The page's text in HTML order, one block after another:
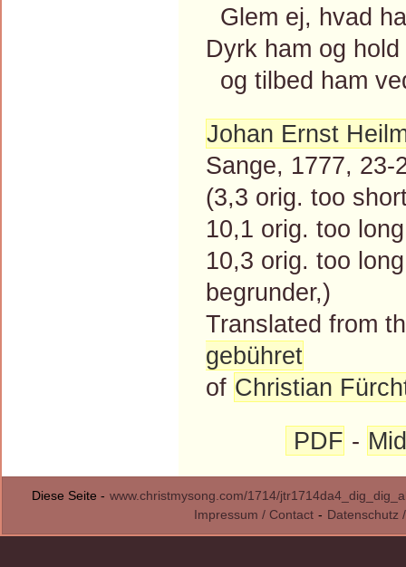
Glem ej, hvad
Dyrk ham og
og tilbed ham
Johan Ernst
Sange, 1777, 23-
(3,3 orig. too
10,1 orig. too
10,3 orig. too
begrunder,)
Translated from
gebühret
of Christian
PDF -
Diese Seite - www.christmysong.com/1714/
Impressum / Contact - Datenschutz